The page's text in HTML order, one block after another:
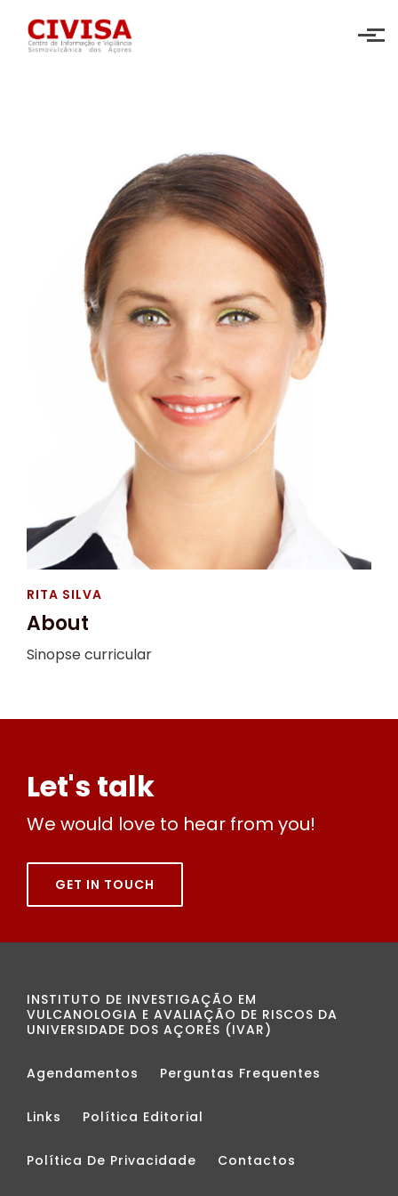
Skip to main content
RITA SILVA
About
Sinopse curricular
Let's talk
We would love to hear from you!
GET IN TOUCH
INSTITUTO DE INVESTIGAÇÃO EM
VULCANOLOGIA E AVALIAÇÃO DE RISCOS DA
UNIVERSIDADE DOS AÇORES (IVAR)
Agendamentos Perguntas Frequentes
Links Política Editorial
Política De Privacidade Contactos